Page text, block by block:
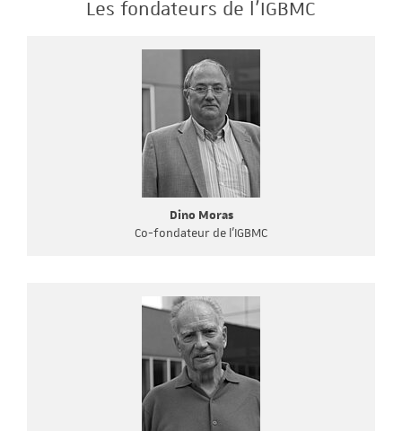
Les fondateurs de l'IGBMC
Dino Moras
Co-fondateur de l'IGBMC